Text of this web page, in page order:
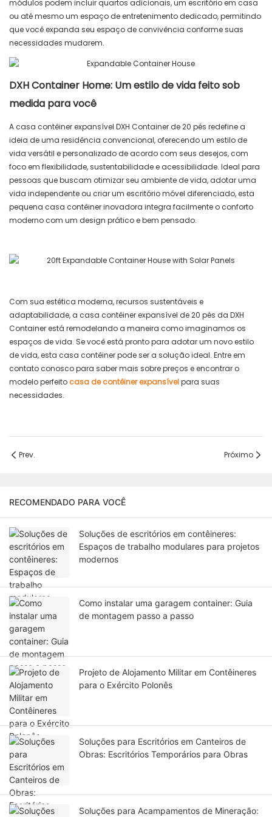
módulos podem incluir quartos adicionais, um escritório em casa
ou até mesmo um espaço de entretenimento dedicado, permitindo
que você expanda seu espaço de convivência conforme suas
necessidades mudarem.
DXH Container Home: Um estilo de vida feito sob
medida para você
A casa contêiner expansível DXH Container de 20 pés redefine a
ideia de uma residência convencional, oferecendo um estilo de
vida versátil e personalizado de acordo com seus desejos, com
foco em flexibilidade, sustentabilidade e acessibilidade. Ideal para
pessoas que buscam otimizar seu ambiente de vida, adotar uma
vida independente ou criar um escritório móvel diferenciado, esta
pequena casa contêiner inovadora integra facilmente o conforto
moderno com um design prático e bem pensado.
Com sua estética moderna, recursos sustentáveis ​​e
adaptabilidade, a casa contêiner expansível de 20 pés da DXH
Container está remodelando a maneira como imaginamos os
espaços de vida. Se você está pronto para adotar um novo estilo
de vida, esta casa contêiner pode ser a solução ideal. Entre em
contato conosco para saber mais sobre preços e encontrar o
modelo perfeitocasa de contêiner expansívelpara suas
necessidades.
Prev. Próximo
RECOMENDADO PARA VOCÊ
Soluções de escritórios em contêineres:
Espaços de trabalho modulares para projetos
modernos
Como instalar uma garagem container: Guia
de montagem passo a passo
Projeto de Alojamento Militar em Contêineres
para o Exército Polonês
Soluções para Escritórios em Canteiros de
Obras: Escritórios Temporários para Obras
Soluções para Acampamentos de Mineração: